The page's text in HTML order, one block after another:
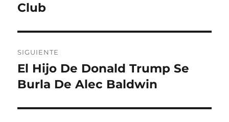
entradas
anterior:
Club
SIGUIENTE
Entrada
siguiente:
El Hijo De Donald Trump Se
Burla De Alec Baldwin